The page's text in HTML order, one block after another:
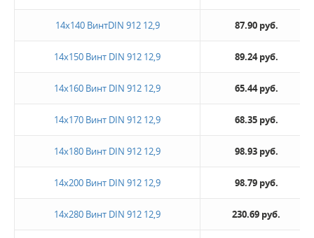
14х140 ВинтDIN 912 12,9 87.90 руб.
14х150 Винт DIN 912 12,9 89.24 руб.
14х160 Винт DIN 912 12,9 65.44 руб.
14х170 Винт DIN 912 12,9 68.35 руб.
14х180 Винт DIN 912 12,9 98.93 руб.
14х200 Винт DIN 912 12,9 98.79 руб.
14х280 Винт DIN 912 12,9 230.69 руб.